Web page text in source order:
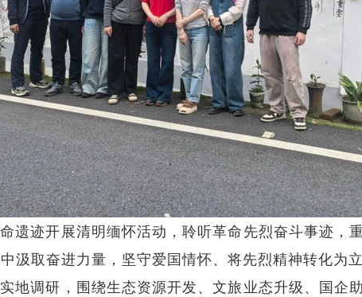
遗迹开展清明缅怀活动，聆听革命先烈奋斗事迹，
汲取奋进力量，坚守爱国情怀、将先烈精神转化为
地调研，围绕生态资源开发、文旅业态升级、国企